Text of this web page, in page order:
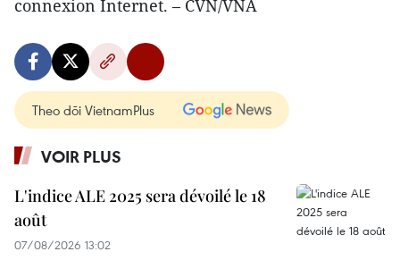
connexion Internet. – CVN/VNA
Theo dõi VietnamPlus
VOIR PLUS
L'indice ALE 2025 sera dévoilé le 18
août
07/08/2026 13:02